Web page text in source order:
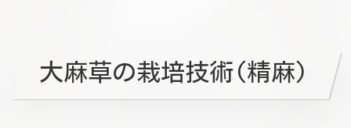
大麻草の栽培技術(精麻)